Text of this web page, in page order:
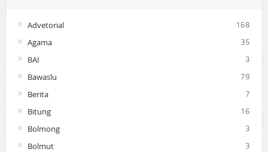
Advetorial 168
Agama 35
BAI 3
Bawaslu 79
Berita 7
Bitung 16
Bolmong 3
Bolmut 3